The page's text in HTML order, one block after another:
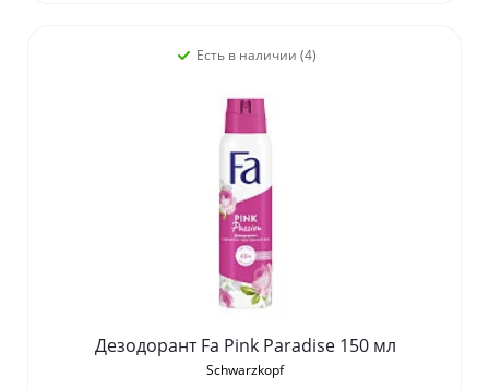
Есть в наличии (4)
Дезодорант Fa Pink Paradise 150 мл
Schwarzkopf